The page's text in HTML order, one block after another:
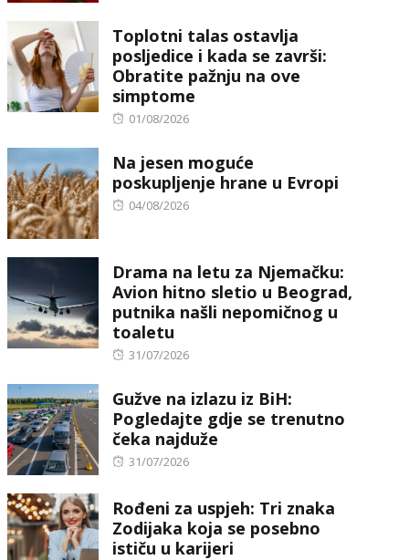
Toplotni talas ostavlja
posljedice i kada se završi:
Obratite pažnju na ove
simptome
Posted
01/08/2026
Na jesen moguće
poskupljenje hrane u Evropi
Posted
04/08/2026
Drama na letu za Njemačku:
Avion hitno sletio u Beograd,
putnika našli nepomičnog u
toaletu
Posted
31/07/2026
Gužve na izlazu iz BiH:
Pogledajte gdje se trenutno
čeka najduže
Posted
31/07/2026
Rođeni za uspjeh: Tri znaka
Zodijaka koja se posebno
ističu u karijeri